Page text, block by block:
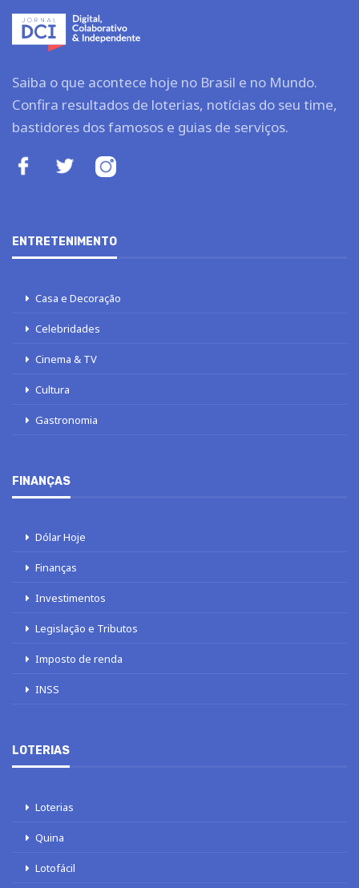
Saiba o que acontece hoje no Brasil e no Mundo.
Confira resultados de loterias, notícias do seu time,
bastidores dos famosos e guias de serviços.
ENTRETENIMENTO
Casa e Decoração
Celebridades
Cinema & TV
Cultura
Gastronomia
FINANÇAS
Dólar Hoje
Finanças
Investimentos
Legislação e Tributos
Imposto de renda
INSS
LOTERIAS
Loterias
Quina
Lotofácil